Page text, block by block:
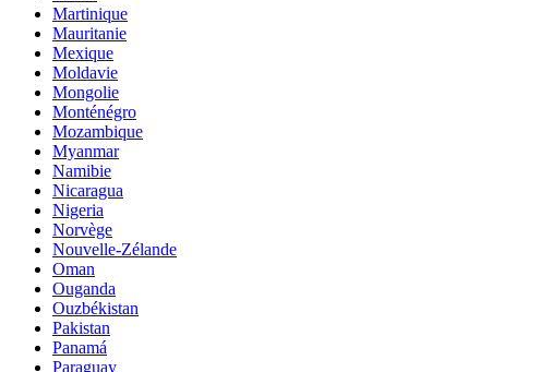
Martinique
Mauritanie
Mexique
Moldavie
Mongolie
Monténégro
Mozambique
Myanmar
Namibie
Nicaragua
Nigeria
Norvège
Nouvelle-Zélande
Oman
Ouganda
Ouzbékistan
Pakistan
Panamá
Paraguay